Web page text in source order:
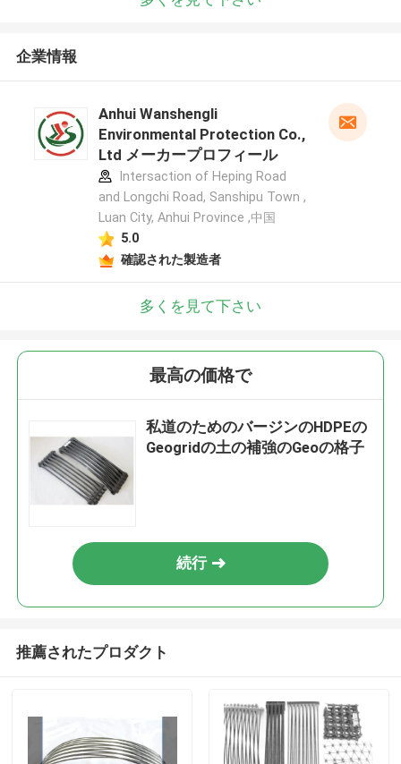
企業情報
Anhui Wanshengli
Environmental Protection Co.,
Ltd メーカープロフィール
Intersaction of Heping Road
and Longchi Road, Sanshipu Town ,
Luan City, Anhui Province ,中国
5.0
確認された製造者
多くを見て下さい
最高の価格で
私道のためのバージンのHDPEの
Geogridの土の補強のGeoの格子
続行
推薦されたプロダクト